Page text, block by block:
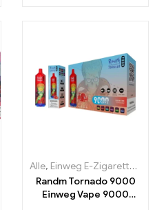
Einweg-E-Zigaretten Belgien,
Alle, Einweg E-Zigaretten
Randm Tornado 9000
Einweg Vape 9000